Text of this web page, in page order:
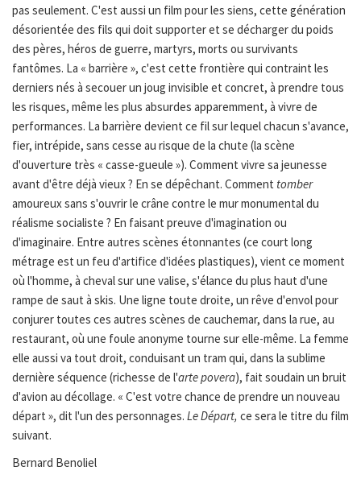
pas seulement. C'est aussi un film pour les siens, cette génération
désorientée des fils qui doit supporter et se décharger du poids
des pères, héros de guerre, martyrs, morts ou survivants
fantômes. La « barrière », c'est cette frontière qui contraint les
derniers nés à secouer un joug invisible et concret, à prendre tous
les risques, même les plus absurdes apparemment, à vivre de
performances. La barrière devient ce fil sur lequel chacun s'avance,
fier, intrépide, sans cesse au risque de la chute (la scène
d'ouverture très « casse-gueule »). Comment vivre sa jeunesse
avant d'être déjà vieux ? En se dépêchant. Comment tomber
amoureux sans s'ouvrir le crâne contre le mur monumental du
réalisme socialiste ? En faisant preuve d'imagination ou
d'imaginaire. Entre autres scènes étonnantes (ce court long
métrage est un feu d'artifice d'idées plastiques), vient ce moment
où l'homme, à cheval sur une valise, s'élance du plus haut d'une
rampe de saut à skis. Une ligne toute droite, un rêve d'envol pour
conjurer toutes ces autres scènes de cauchemar, dans la rue, au
restaurant, où une foule anonyme tourne sur elle-même. La femme
elle aussi va tout droit, conduisant un tram qui, dans la sublime
dernière séquence (richesse de l'arte povera), fait soudain un bruit
d'avion au décollage. « C'est votre chance de prendre un nouveau
départ », dit l'un des personnages. Le Départ, ce sera le titre du film
suivant.
Bernard Benoliel